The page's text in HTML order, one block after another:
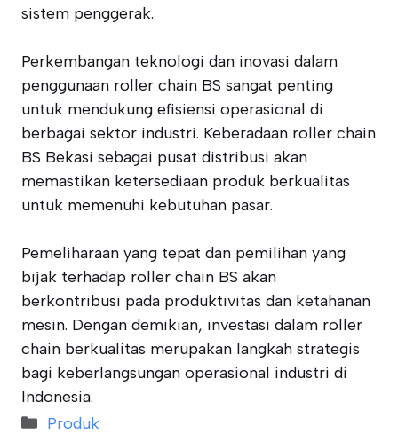
sistem penggerak.
Perkembangan teknologi dan inovasi dalam
penggunaan roller chain BS sangat penting
untuk mendukung efisiensi operasional di
berbagai sektor industri. Keberadaan roller chain
BS Bekasi sebagai pusat distribusi akan
memastikan ketersediaan produk berkualitas
untuk memenuhi kebutuhan pasar.
Pemeliharaan yang tepat dan pemilihan yang
bijak terhadap roller chain BS akan
berkontribusi pada produktivitas dan ketahanan
mesin. Dengan demikian, investasi dalam roller
chain berkualitas merupakan langkah strategis
bagi keberlangsungan operasional industri di
Indonesia.
Categories
Produk